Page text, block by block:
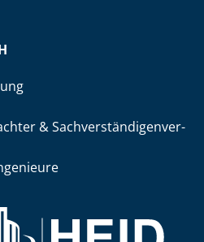
& Sach­ver­stän­di­gen­ver­